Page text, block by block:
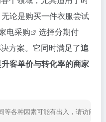
论是购买一件衣服尝试
电采购
选择分期付
方案。它同时满足了追
客单价与转化率的商家
等各种因素可能有出入，请访问网